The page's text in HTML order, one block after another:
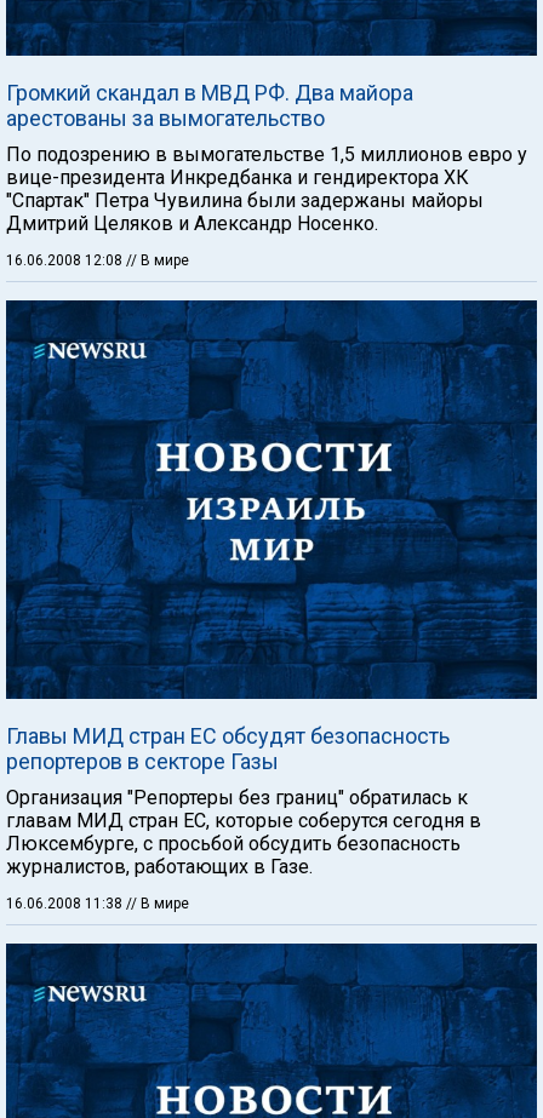
Громкий скандал в МВД РФ. Два майора
арестованы за вымогательство
По подозрению в вымогательстве 1,5 миллионов евро у
вице-президента Инкредбанка и гендиректора ХК
"Спартак" Петра Чувилина были задержаны майоры
Дмитрий Целяков и Александр Носенко.
16.06.2008 12:08 // В мире
Главы МИД стран ЕС обсудят безопасность
репортеров в секторе Газы
Организация "Репортеры без границ" обратилась к
главам МИД стран ЕС, которые соберутся сегодня в
Люксембурге, с просьбой обсудить безопасность
журналистов, работающих в Газе.
16.06.2008 11:38 // В мире